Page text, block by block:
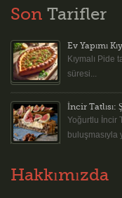
Son Tarifler
Ev Yapımı
Kıymalı Pide
süresi...
İncir Tatlısı:
Yoğurtlu İncir
buluşmasıyla
Hakkımızda